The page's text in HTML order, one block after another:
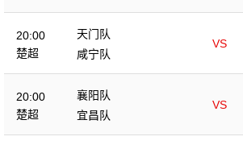
20:00
楚超
天门队
VS
咸宁队
20:00
楚超
襄阳队
VS
宜昌队